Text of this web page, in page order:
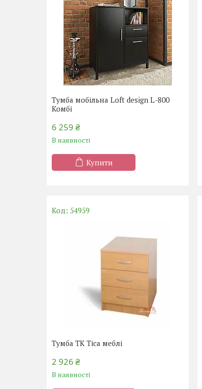
Тумба мобільна Loft design L-800
Комбі
6 259 ₴
В наявності
Купити
54959
Тумба ТК Тіса меблі
2 926 ₴
В наявності